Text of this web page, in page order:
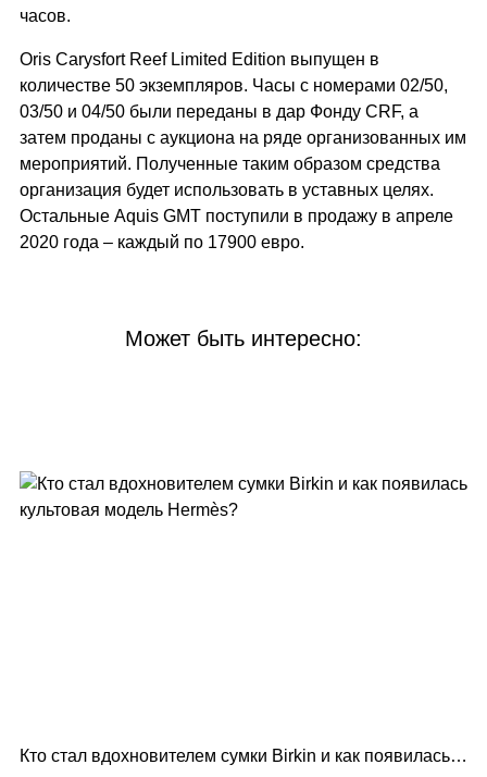
часов.
Oris Carysfort Reef Limited Edition выпущен в
количестве 50 экземпляров. Часы с номерами 02/50,
03/50 и 04/50 были переданы в дар Фонду CRF, а
затем проданы с аукциона на ряде организованных им
мероприятий. Полученные таким образом средства
организация будет использовать в уставных целях.
Остальные Aquis GMT поступили в продажу в апреле
2020 года – каждый по 17900 евро.
Может быть интересно:
Кто стал вдохновителем сумки Birkin и как появилась